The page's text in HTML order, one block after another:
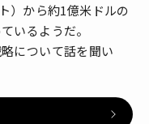
）から約1億米ドルの
いるようだ。
について話を聞い